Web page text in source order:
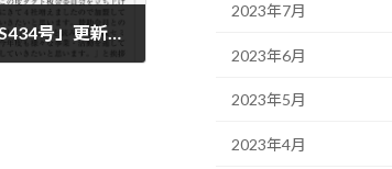
県板総合情報誌「板金NEWS434号」更新しました！
2023年7月
2023年6月
2023年5月
2023年4月